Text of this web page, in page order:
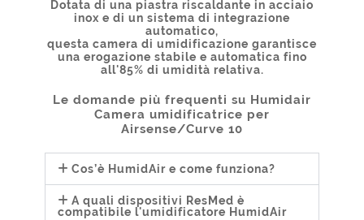
Dotata di una piastra riscaldante in acciaio
inox e di un sistema di integrazione
automatico,
questa camera di umidificazione garantisce
una erogazione stabile e automatica fino
all'85% di umidità relativa.
Le domande più frequenti su Humidair
Camera umidificatrice per
Airsense/Curve 10
Cos’è HumidAir e come funziona?
A quali dispositivi ResMed è
compatibile l'umidificatore HumidAir